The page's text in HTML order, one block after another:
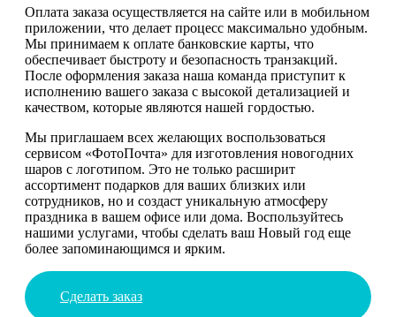
Оплата заказа осуществляется на сайте или в мобильном
приложении, что делает процесс максимально удобным.
Мы принимаем к оплате банковские карты, что
обеспечивает быстроту и безопасность транзакций.
После оформления заказа наша команда приступит к
исполнению вашего заказа с высокой детализацией и
качеством, которые являются нашей гордостью.
Мы приглашаем всех желающих воспользоваться
сервисом «ФотоПочта» для изготовления новогодних
шаров с логотипом. Это не только расширит
ассортимент подарков для ваших близких или
сотрудников, но и создаст уникальную атмосферу
праздника в вашем офисе или дома. Воспользуйтесь
нашими услугами, чтобы сделать ваш Новый год еще
более запоминающимся и ярким.
Сделать заказ